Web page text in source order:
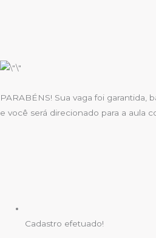
PARABÉNS! Sua vaga foi garantida,
e você será direcionado para a aula
Cadastro efetuado!